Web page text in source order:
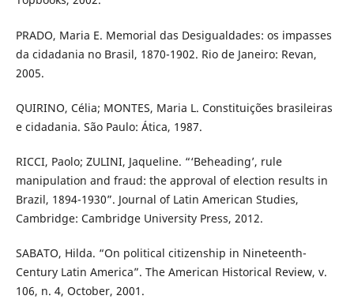
PRADO, Maria E. Memorial das Desigualdades: os impasses
da cidadania no Brasil, 1870-1902. Rio de Janeiro: Revan,
2005.
QUIRINO, Célia; MONTES, Maria L. Constituições brasileiras
e cidadania. São Paulo: Ática, 1987.
RICCI, Paolo; ZULINI, Jaqueline. “‘Beheading’, rule
manipulation and fraud: the approval of election results in
Brazil, 1894-1930”. Journal of Latin American Studies,
Cambridge: Cambridge University Press, 2012.
SABATO, Hilda. “On political citizenship in Nineteenth-
Century Latin America”. The American Historical Review, v.
106, n. 4, October, 2001.